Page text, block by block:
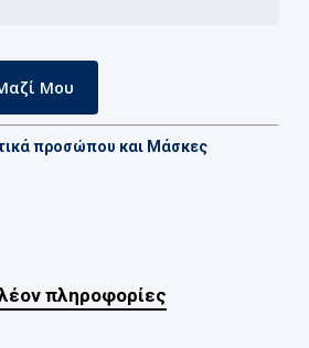
προσώπου και Μάσκες
πληροφορίες